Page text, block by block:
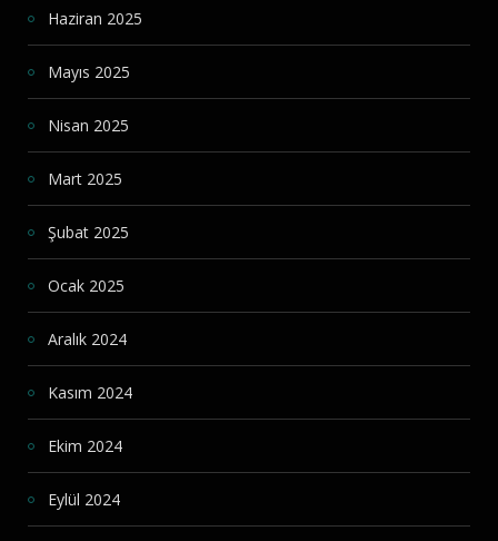
Haziran 2025
Mayıs 2025
Nisan 2025
Mart 2025
Şubat 2025
Ocak 2025
Aralık 2024
Kasım 2024
Ekim 2024
Eylül 2024